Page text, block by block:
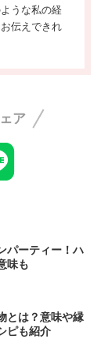
うな私の経
伝えできれ
ア
パーティー！ハ
味も
とは？意味や縁
ピも紹介